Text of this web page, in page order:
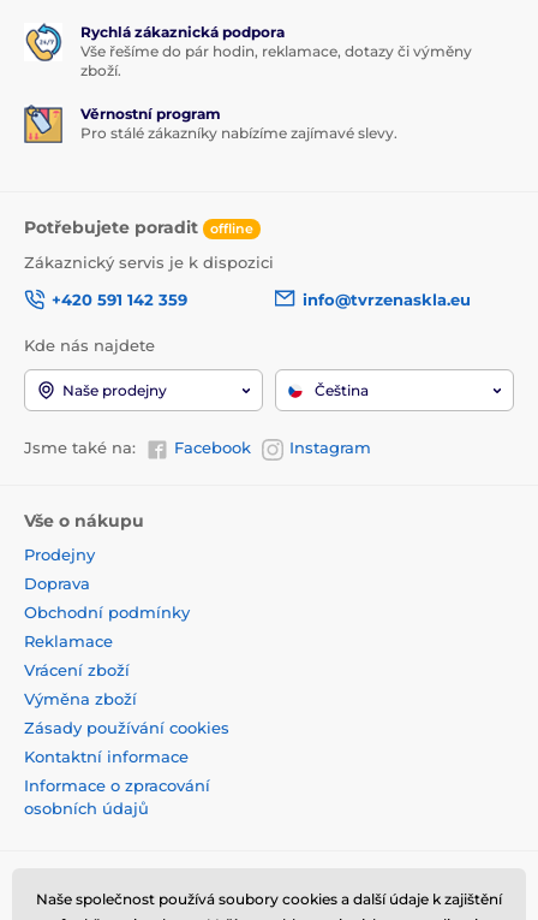
Rychlá zákaznická podpora
Vše řešíme do pár hodin, reklamace, dotazy či výměny
zboží.
Věrnostní program
Pro stálé zákazníky nabízíme zajímavé slevy.
Potřebujete poradit offline
Zákaznický servis je k dispozici
+420 591 142 359
info@tvrzenaskla.eu
Kde nás najdete
Naše prodejny Čeština
Jsme také na: Facebook Instagram
Vše o nákupu
Prodejny
Doprava
Obchodní podmínky
Reklamace
Vrácení zboží
Výměna zboží
Zásady používání cookies
Kontaktní informace
Informace o zpracování
osobních údajů
Naše společnost používá soubory cookies a další údaje k zajištění